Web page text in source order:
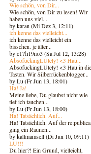
Wie schön, von Dir...
Wie schön, von Dir zu lesen! Wir
haben uns viel...
by karan (Mi Dez 3, 12:11)
ich kenne das vielleicht...
ich kenne das vielleicht ein
bisschen. je älter...
by c17h19no3 (Sa Jul 12, 13:28)
AbsofuckingLUtely! <3 Hau...
AbsofuckingLUtely! <3 Hau in die
Tasten. Wir Silberrückenblogger...
by Lu (Fr Jun 13, 18:01)
Ha! Ja!
Meine liebe, Du glaubst nicht wie
tief ich tauchen...
by Lu (Fr Jun 13, 18:00)
Ha! Tatsächlich. Auf...
Ha! Tatsächlich. Auf der re:publica
ging ein Raunen...
by kaltmamsell (Di Jun 10, 09:11)
LU!!!
Du hier?! Ein Grund, vielleicht,